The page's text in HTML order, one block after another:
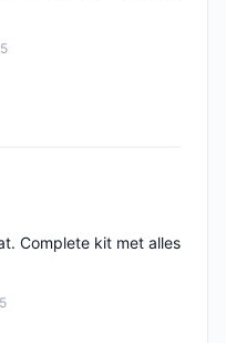
Complete kit met alles